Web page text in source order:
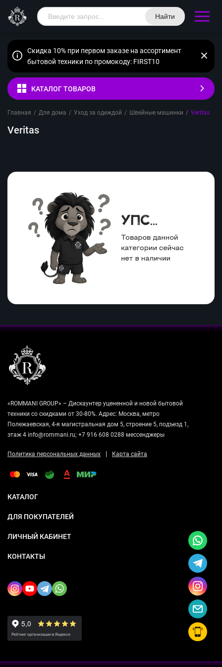
Найти
Скидка 10% при первом заказе на ассортимент
бытовой техники по промокоду: FIRST10
КАТАЛОГ ТОВАРОВ
Главная / Для дома / Уход за одеждой / Швейные машинки / Veritas
Veritas
«ROMMANI GROUP» – Дискаунтер уцененной и новой бытовой
техники со скидками от 30-80%. Адрес: Москва, метро
Полежаевская, 4-я магистральная дом 5, строение 5, подъезд 1,
этаж 4 info@rommani.ru; +7 916 608 0288 мессенджеры
Политика персональных данных | Карта сайта
КАТАЛОГ
ДЛЯ ПОКУПАТЕЛЕЙ
ЛИЧНЫЙ КАБИНЕТ
КОНТАКТЫ